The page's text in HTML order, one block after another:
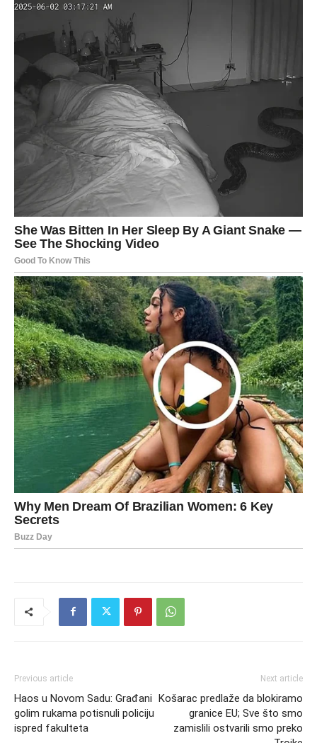
Previous article
Haos u Novom Sadu: Građani
golim rukama potisnuli policiju
ispred fakulteta
Next article
Košarac predlaže da blokiramo
granice EU; Sve što smo
zamislili ostvarili smo preko